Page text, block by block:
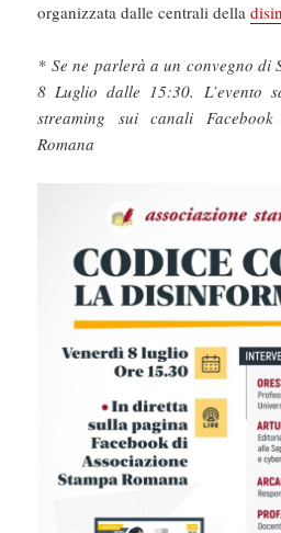
organizzata dalle centrali della
* Se ne parlerà a un convegno di
8 Luglio dalle 15:30. L’evento
streaming sui canali
Romana